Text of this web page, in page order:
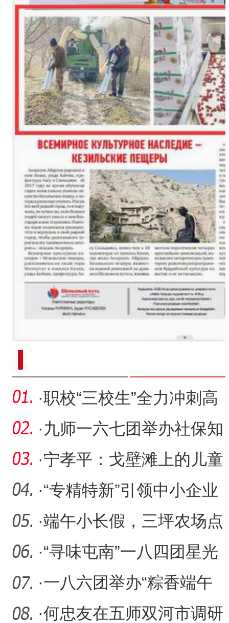
·职校“三校生”全力冲刺高
考
·九师一六七团举办社保知
识讲座
·宁孝平：戈壁滩上的儿童
节
·“专精特新”引领中小企业
高质量发展
·端午小长假，三坪农场点
燃农文旅融合热潮
·“寻味屯南”一八四团星光
夜市第三届美食大赛活动
·一八六团举办“粽香端午
文化传承”活动
·何忠友在五师双河市调研